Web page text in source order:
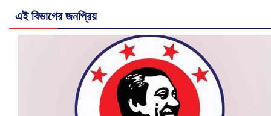
নানা সংকটে রিক্রুটিং এজেন্সি, হুমকির মুখে শ্রম রপ্তানি
এই বিভাগের জনপ্রিয়